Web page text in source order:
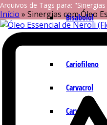
Bisabolol
Cariofileno
Carvacrol
Carvona
Arquivos de Tags para:
Início » Sinergias com Óleo